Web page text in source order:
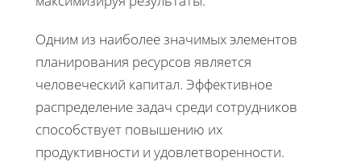
Одним из наиболее значимых элементов
планирования ресурсов является
человеческий капитал. Эффективное
распределение задач среди сотрудников
способствует повышению их
продуктивности и удовлетворенности.